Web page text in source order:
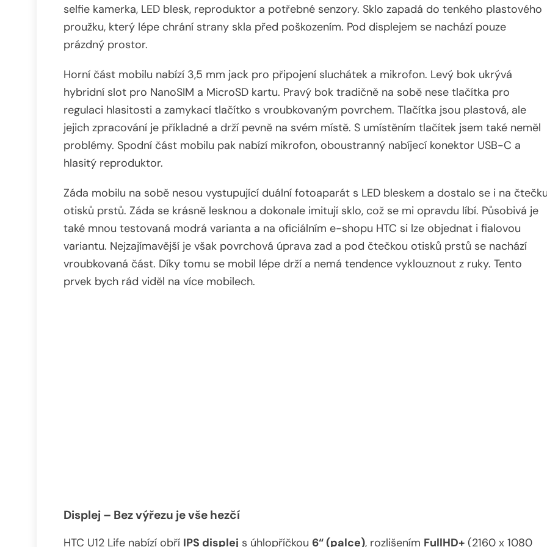
selfie kamerka, LED blesk, reproduktor a potřebné senzory. Sklo zapadá do tenkého plastového
proužku, který lépe chrání strany skla před poškozením. Pod displejem se nachází pouze
prázdný prostor.
Horní část mobilu nabízí 3,5 mm jack pro připojení sluchátek a mikrofon. Levý bok ukrývá
hybridní slot pro NanoSIM a MicroSD kartu. Pravý bok tradičně na sobě nese tlačítka pro
regulaci hlasitosti a zamykací tlačítko s vroubkovaným povrchem. Tlačítka jsou plastová, ale
jejich zpracování je příkladné a drží pevně na svém místě. S umístěním tlačítek jsem také neměl
problémy. Spodní část mobilu pak nabízí mikrofon, oboustranný nabíjecí konektor USB-C a
hlasitý reproduktor.
Záda mobilu na sobě nesou vystupující duální fotoaparát s LED bleskem a dostalo se i na
otisků prstů. Záda se krásně lesknou a dokonale imitují sklo, což se mi opravdu líbí. Působivá je
také mnou testovaná modrá varianta a na oficiálním e-shopu HTC si lze objednat i fialovou
variantu. Nejzajímavější je však povrchová úprava zad a pod čtečkou otisků prstů se nachází
vroubkovaná část. Díky tomu se mobil lépe drží a nemá tendence vyklouznout z ruky. Tento
prvek bych rád viděl na více mobilech.
Displej – Bez výřezu je vše hezčí
HTC U12 Life nabízí obří IPS displej s úhlopříčkou 6“ (palce), rozlišením FullHD+ (2160 x 1080